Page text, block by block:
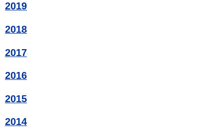
2019
2018
2017
2016
2015
2014